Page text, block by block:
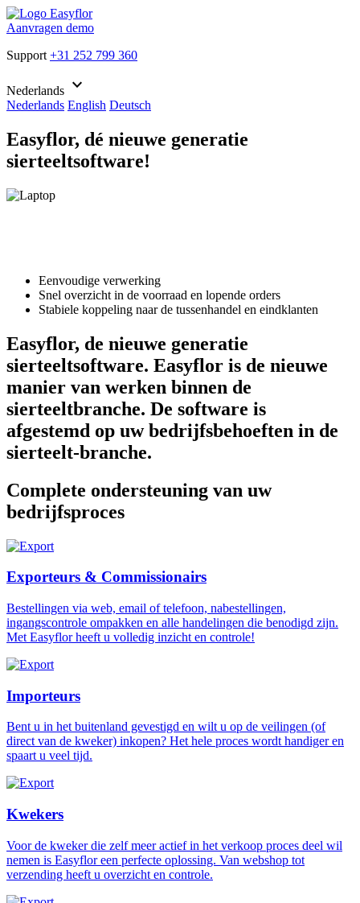
Aanvragen demo
Support +31 252 799 360
Nederlands keyboard_arrow_down
Nederlands English Deutsch
Easyflor, dé nieuwe generatie
sierteeltsoftware!
Eenvoudige verwerking
Snel overzicht in de voorraad en lopende orders
Stabiele koppeling naar de tussenhandel en eindklanten
Easyflor, de nieuwe generatie
sierteeltsoftware. Easyflor is de nieuwe
manier van werken binnen de
sierteeltbranche. De software is
afgestemd op uw bedrijfsbehoeften in de
sierteelt-branche.
Complete ondersteuning van uw
bedrijfsproces
Exporteurs & Commissionairs
Bestellingen via web, email of telefoon, nabestellingen,
ingangscontrole ompakken en alle handelingen die benodigd zijn.
Met Easyflor heeft u volledig inzicht en controle!
Importeurs
Bent u in het buitenland gevestigd en wilt u op de veilingen (of
direct van de kweker) inkopen? Het hele proces wordt handiger en
spaart u veel tijd.
Kwekers
Voor de kweker die zelf meer actief in het verkoop proces deel wil
nemen is Easyflor een perfecte oplossing. Van webshop tot
verzending heeft u overzicht en controle.